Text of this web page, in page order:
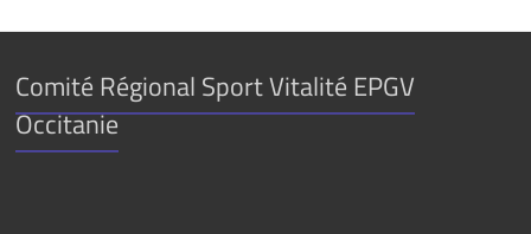
Comité Régional Sport Vitalité EPGV
Occitanie